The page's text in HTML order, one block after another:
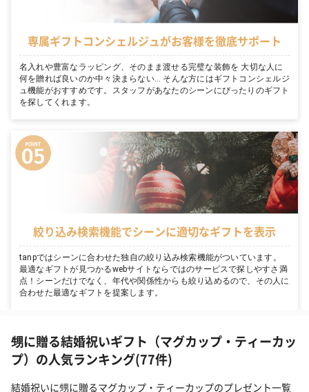
専属ギフトコンシェルジュがお客様を徹底サポート
名入れや豊富なラッピング、そのまま渡せる完璧な装飾を 大切な人に
何を贈れば良いのか中々決まらない… そんな方にはギフトコンシェルジ
ュ機能がおすすめです。スタッフがあなたのシーンにぴったりのギフト
を探してくれます。
絞り込み検索機能でシーンに適切なギフトを表示
tanpではシーンに合わせた独自の絞り込み検索機能がついています。
最適なギフトが見つかるwebサイトならではのサービスで探しやすさ満
点！シーンだけでなく、年代や関係性からも絞り込めるので、その人に
合わせた最適なギフトを提案します。
甥に贈る結婚祝いギフト（マグカップ・ティーカッ
プ）の人気ランキング(77件)
結婚祝いに甥に贈るマグカップ・ティーカップのプレゼント一覧